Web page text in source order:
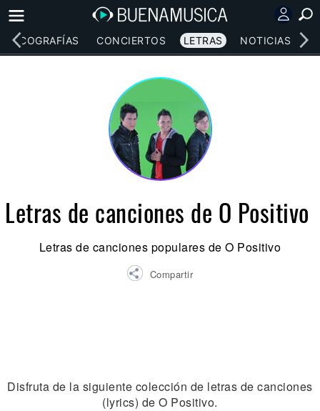
DISCOGRAFÍAS CONCIERTOS LETRAS NOTICIAS
Letras de canciones de O Positivo
Letras de canciones populares de O Positivo
Compartir
Disfruta de la siguiente colección de letras de canciones
(lyrics) de O Positivo.